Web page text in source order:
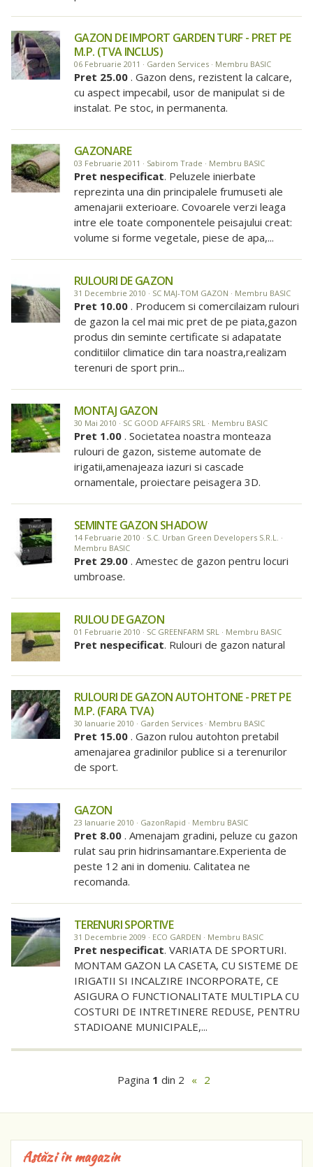
GAZON DE IMPORT GARDEN TURF - PRET PE
M.P. (TVA INCLUS)
06 Februarie 2011 · Garden Services · Membru BASIC
Pret 25.00 . Gazon dens, rezistent la calcare,
cu aspect impecabil, usor de manipulat si de
instalat. Pe stoc, in permanenta.
GAZONARE
03 Februarie 2011 · Sabirom Trade · Membru BASIC
Pret nespecificat. Peluzele inierbate
reprezinta una din principalele frumuseti ale
amenajarii exterioare. Covoarele verzi leaga
intre ele toate componentele peisajului creat:
volume si forme vegetale, piese de apa,...
RULOURI DE GAZON
31 Decembrie 2010 · SC MAJ-TOM GAZON · Membru BASIC
Pret 10.00 . Producem si comercilaizam rulouri
de gazon la cel mai mic pret de pe piata,gazon
produs din seminte certificate si adapatate
conditiilor climatice din tara noastra,realizam
terenuri de sport prin...
MONTAJ GAZON
30 Mai 2010 · SC GOOD AFFAIRS SRL · Membru BASIC
Pret 1.00 . Societatea noastra monteaza
rulouri de gazon, sisteme automate de
irigatii,amenajeaza iazuri si cascade
ornamentale, proiectare peisagera 3D.
SEMINTE GAZON SHADOW
14 Februarie 2010 · S.C. Urban Green Developers S.R.L. ·
Membru BASIC
Pret 29.00 . Amestec de gazon pentru locuri
umbroase.
RULOU DE GAZON
01 Februarie 2010 · SC GREENFARM SRL · Membru BASIC
Pret nespecificat. Rulouri de gazon natural
RULOURI DE GAZON AUTOHTONE - PRET PE
M.P. (FARA TVA)
30 Ianuarie 2010 · Garden Services · Membru BASIC
Pret 15.00 . Gazon rulou autohton pretabil
amenajarea gradinilor publice si a terenurilor
de sport.
GAZON
23 Ianuarie 2010 · GazonRapid · Membru BASIC
Pret 8.00 . Amenajam gradini, peluze cu gazon
rulat sau prin hidrinsamantare.Experienta de
peste 12 ani in domeniu. Calitatea ne
recomanda.
TERENURI SPORTIVE
31 Decembrie 2009 · ECO GARDEN · Membru BASIC
Pret nespecificat. VARIATA DE SPORTURI.
MONTAM GAZON LA CASETA, CU SISTEME DE
IRIGATII SI INCALZIRE INCORPORATE, CE
ASIGURA O FUNCTIONALITATE MULTIPLA CU
COSTURI DE INTRETINERE REDUSE, PENTRU
STADIOANE MUNICIPALE,...
Pagina 1 din 2 « 2
Astăzi în magazin